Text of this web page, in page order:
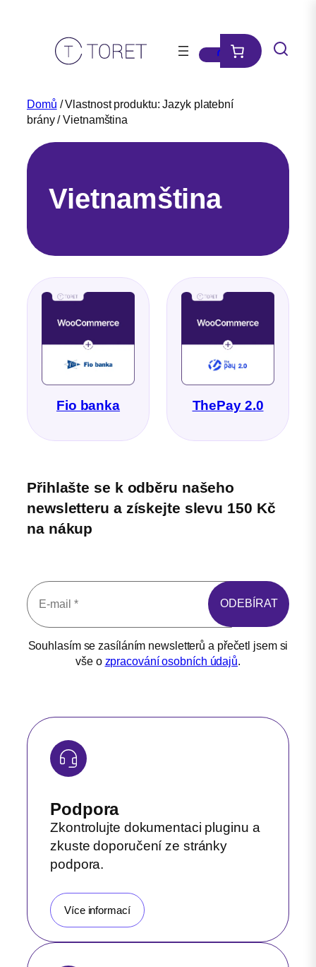
Domů / Vlastnost produktu: Jazyk platební
brány / Vietnamština
Vietnamština
Fio banka ThePay 2.0
Přihlašte se k odběru našeho
newsletteru a získejte slevu 150 Kč
na nákup
Souhlasím se zasíláním newsletterů a přečetl jsem si
vše o zpracování osobních údajů.
Podpora
Zkontrolujte dokumentaci pluginu a
zkuste doporučení ze stránky
podpora.
Více informací